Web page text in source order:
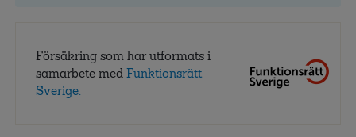
Försäkring som har utformats i
samarbete medFunktionsrätt
Sverige.